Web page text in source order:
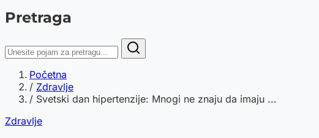
Pretraga
Početna
/ Zdravlje
/ Svetski dan hipertenzije: Mnogi ne znaju da imaju ...
Zdravlje